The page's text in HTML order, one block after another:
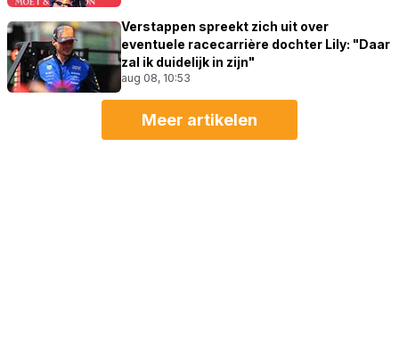
Verstappen spreekt zich uit over
eventuele racecarrière dochter Lily: "Daar
zal ik duidelijk in zijn"
aug 08, 10:53
Meer artikelen